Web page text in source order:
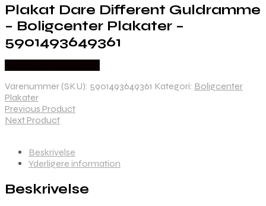
Plakat Dare Different Guldramme
– Boligcenter Plakater –
5901493649361
Varenummer (SKU): 5901493649361 Kategori: Boligcenter
Plakater
Previous Product
Next Product
Beskrivelse
Yderligere information
Beskrivelse